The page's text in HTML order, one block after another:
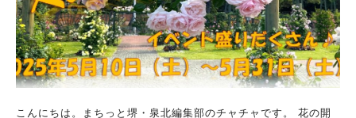
感じよう！ 花菖蒲展は、5月24日から2週間ほど開催されます。
堺の歴史と文化を感じられる「日本庭園」で、美しい花菖蒲を楽
しんでくださいね。 ※画像は全て大仙公園日本庭園提供
こんにちは。まちっと堺・泉北編集部のチャチャです。 花の開